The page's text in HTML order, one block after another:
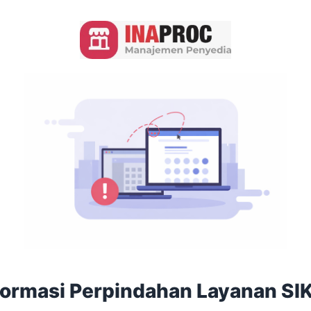
Perpindahan Layanan